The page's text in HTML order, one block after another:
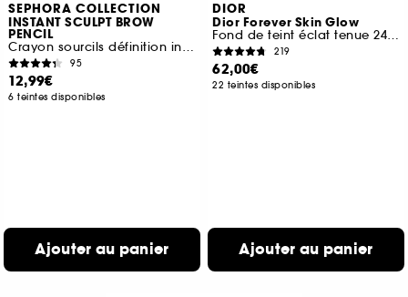
SEPHORA COLLECTION
INSTANT SCULPT BROW
PENCIL
Crayon sourcils définition instantanée
95
12,99€
6 teintes disponibles
Ajouter au panier
DIOR
Dior Forever Skin Glow
Fond de teint éclat tenue 24 h et hydratation 48 h
219
62,00€
22 teintes disponibles
Ajouter au panier